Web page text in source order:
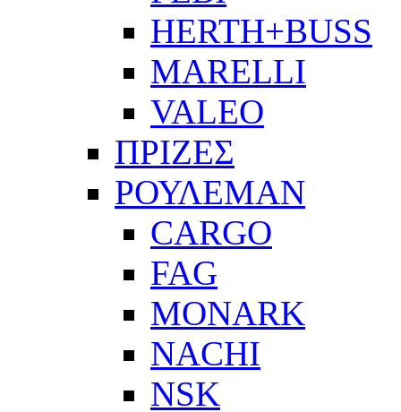
HERTH+BUSS
MARELLI
VALEO
ΠΡΙΖΕΣ
ΡΟΥΛΕΜΑΝ
CARGO
FAG
MONARK
NACHI
NSK